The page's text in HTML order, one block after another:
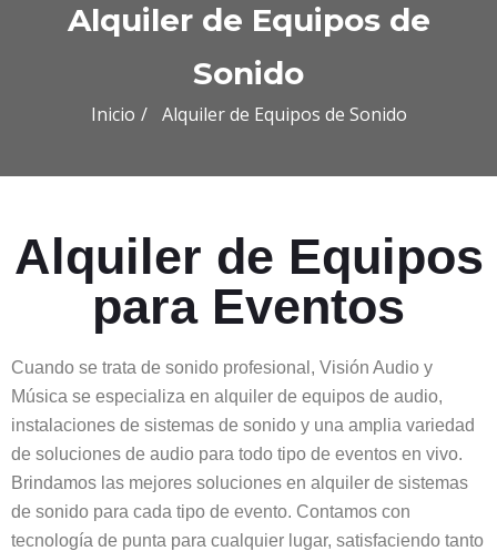
Alquiler de Equipos de
Sonido
Inicio Alquiler de Equipos de Sonido
Alquiler de Equipos
para Eventos
Cuando se trata de sonido profesional, Visión Audio y
Música se especializa en alquiler de equipos de audio,
instalaciones de sistemas de sonido y una amplia variedad
de soluciones de audio para todo tipo de eventos en vivo.
Brindamos las mejores soluciones en alquiler de sistemas
de sonido para cada tipo de evento. Contamos con
tecnología de punta para cualquier lugar, satisfaciendo tanto